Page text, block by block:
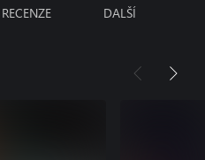
RECENZE DALŠÍ